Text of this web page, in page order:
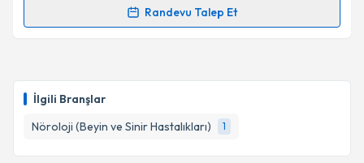
İlgili Branşlar
Nöroloji (Beyin ve Sinir Hastalıkları)
1
Randevu Talep Et
E-posta Adresiniz